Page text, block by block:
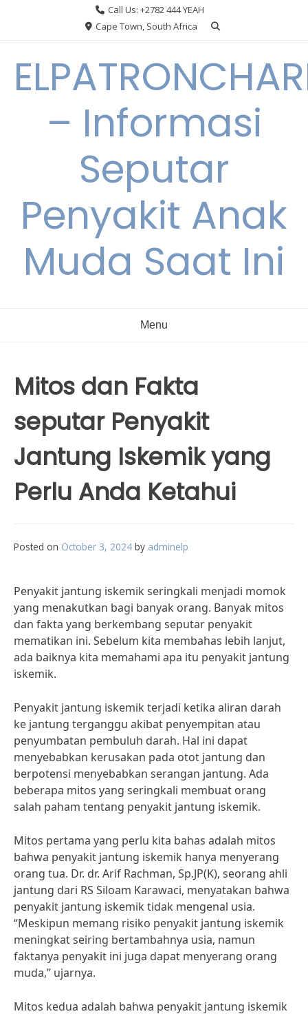
Call Us: +2782 444 YEAH
Cape Town, South Africa
– Informasi
Seputar
Penyakit Anak
Muda Saat Ini
Menu
Mitos dan Fakta
seputar Penyakit
Jantung Iskemik yang
Perlu Anda Ketahui
Posted on October 3, 2024 by adminelp
Penyakit jantung iskemik seringkali menjadi momok
yang menakutkan bagi banyak orang. Banyak mitos
dan fakta yang berkembang seputar penyakit
mematikan ini. Sebelum kita membahas lebih lanjut,
ada baiknya kita memahami apa itu penyakit jantung
iskemik.
Penyakit jantung iskemik terjadi ketika aliran darah
ke jantung terganggu akibat penyempitan atau
penyumbatan pembuluh darah. Hal ini dapat
menyebabkan kerusakan pada otot jantung dan
berpotensi menyebabkan serangan jantung. Ada
beberapa mitos yang seringkali membuat orang
salah paham tentang penyakit jantung iskemik.
Mitos pertama yang perlu kita bahas adalah mitos
bahwa penyakit jantung iskemik hanya menyerang
orang tua. Dr. dr. Arif Rachman, Sp.JP(K), seorang ahli
jantung dari RS Siloam Karawaci, menyatakan bahwa
penyakit jantung iskemik tidak mengenal usia.
“Meskipun memang risiko penyakit jantung iskemik
meningkat seiring bertambahnya usia, namun
faktanya penyakit ini juga dapat menyerang orang
muda,” ujarnya.
Mitos kedua adalah bahwa penyakit jantung iskemik